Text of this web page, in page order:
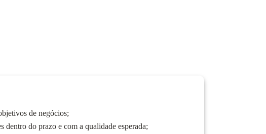
de negócios;
dentro do prazo e com a qualidade esperada;